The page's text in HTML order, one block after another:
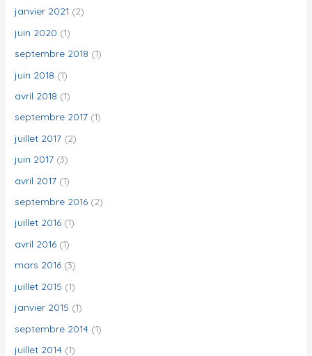
janvier 2021 (2)
juin 2020 (1)
septembre 2018 (1)
juin 2018 (1)
avril 2018 (1)
septembre 2017 (1)
juillet 2017 (2)
juin 2017 (3)
avril 2017 (1)
septembre 2016 (2)
juillet 2016 (1)
avril 2016 (1)
mars 2016 (3)
juillet 2015 (1)
janvier 2015 (1)
septembre 2014 (1)
juillet 2014 (1)